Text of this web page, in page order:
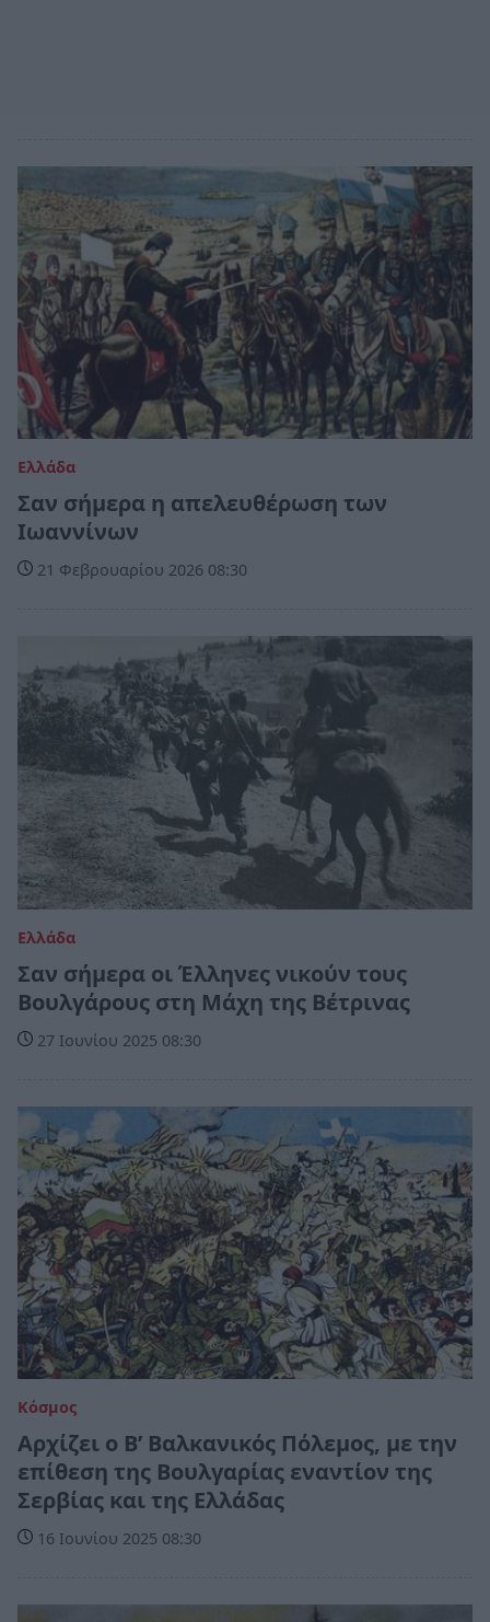
Ελλάδα
Σαν σήμερα η απελευθέρωση των
Ιωαννίνων
21 Φεβρουαρίου 2026 08:30
Ελλάδα
Σαν σήμερα οι Έλληνες νικούν τους
Βουλγάρους στη Μάχη της Βέτρινας
27 Ιουνίου 2025 08:30
Κόσμος
Αρχίζει ο Β’ Βαλκανικός Πόλεμος, με την
επίθεση της Βουλγαρίας εναντίον της
Σερβίας και της Ελλάδας
16 Ιουνίου 2025 08:30